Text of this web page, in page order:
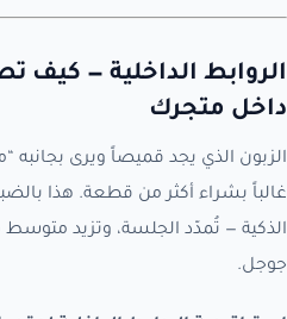
الروابط الداخلية — كيف
داخل متجرك
الزبون الذي يجد قميصاً ويرى بجانبه
غالباً بشراء أكثر من قطعة. هذا
الذكية — تُمدّد الجلسة، وتزيد
جوجل.